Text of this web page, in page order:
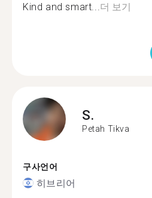
Kind and smart...더 보기
S.
Petah Tikva
구사언어
히브리어